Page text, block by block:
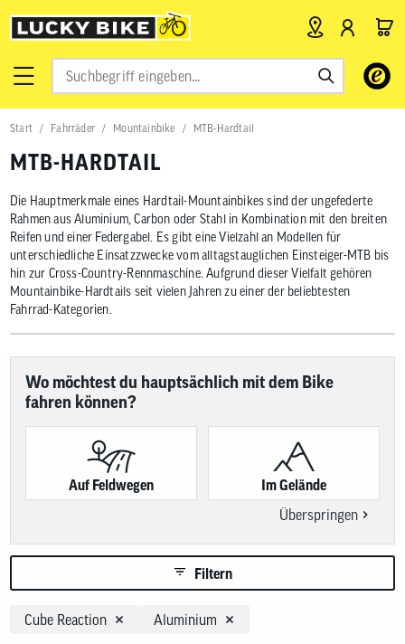
Verwende
Pfeile
nach
das
Ergebnis
Drücke
die
von
Start Fahrräder Mountainbike MTB-Hardtail
MTB-HARDTAIL
Die Hauptmerkmale eines Hardtail-Mountainbikes sind der ungefederte
Rahmen aus Aluminium, Carbon oder Stahl in Kombination mit den breiten
Reifen und einer Federgabel. Es gibt eine Vielzahl an Modellen für
unterschiedliche Einsatzzwecke vom alltagstauglichen Einsteiger-MTB bis
hin zur Cross-Country-Rennmaschine. Aufgrund dieser Vielfalt gehören
Mountainbike-Hardtails seit vielen Jahren zu einer der beliebtesten
Fahrrad-Kategorien.
Wo möchtest du hauptsächlich mit dem Bike
fahren können?
Auf Feldwegen
Im Gelände
Überspringen
Filtern
Cube Reaction Aluminium